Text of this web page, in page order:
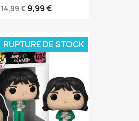
14,99 € 9,99 €
RUPTURE DE STOCK